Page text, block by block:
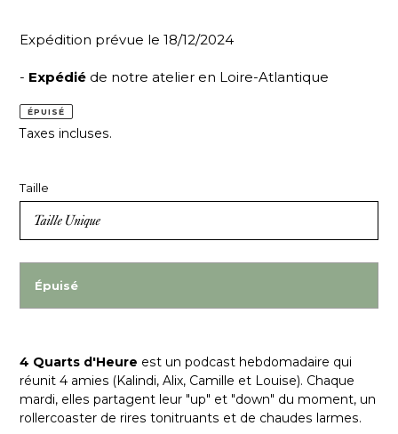
Expédition prévue le 18/12/2024
- Expédié de notre atelier en Loire-Atlantique
ÉPUISÉ
Taxes incluses.
Taille
Épuisé
4 Quarts d'Heure est un podcast hebdomadaire qui
réunit 4 amies (Kalindi, Alix, Camille et Louise). Chaque
mardi, elles partagent leur "up" et "down" du moment, un
rollercoaster de rires tonitruants et de chaudes larmes.